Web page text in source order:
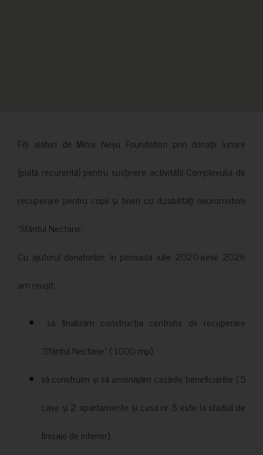
Fiți alături de Mihai Neșu Foundation prin donații lunare
(plată recurentă) pentru susținere activității Complexului de
recuperare pentru copii și tineri cu dizabilități neuromotorii
”Sfântul Nectarie”.
Cu ajutorul donatorilor, în perioada iulie 2020-iunie 2026
am reușit:
să finalizăm construcția centrului de recuperare
”Sfântul Nectarie” ( 1000 mp);
să construim și să amenajăm cazările beneficiarilor ( 5
case și 2 apartamente și casa nr 8 este la stadiul de
finisaje de interior);